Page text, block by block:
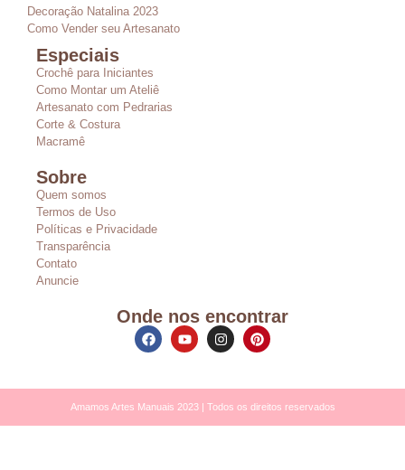
Decoração Natalina 2023
Como Vender seu Artesanato
Especiais
Crochê para Iniciantes
Como Montar um Ateliê
Artesanato com Pedrarias
Corte & Costura
Macramê
Sobre
Quem somos
Termos de Uso
Políticas e Privacidade
Transparência
Contato
Anuncie
Onde nos encontrar
Amamos Artes Manuais 2023 | Todos os direitos reservados